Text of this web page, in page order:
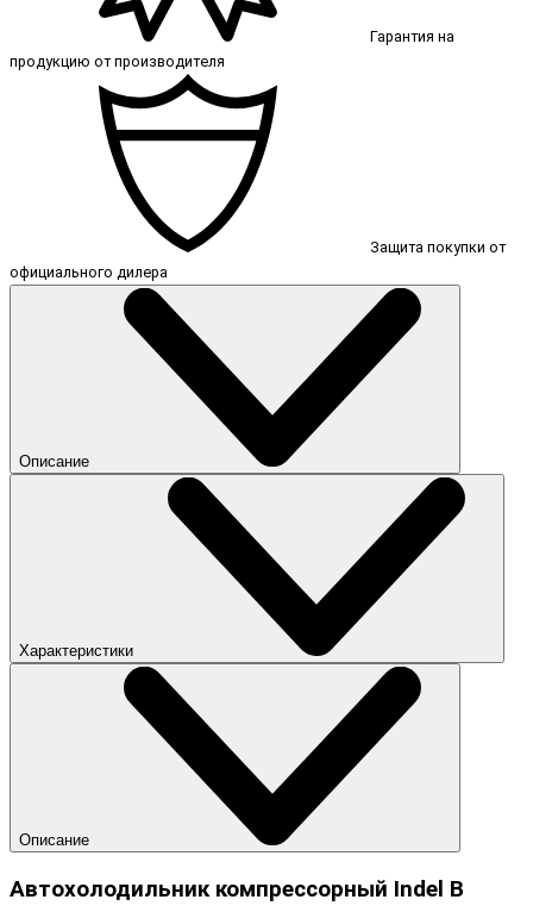
Гарантия на
продукцию от производителя
Защита покупки от
официального дилера
Описание
Характеристики
Описание
Автохолодильник компрессорный Indel B